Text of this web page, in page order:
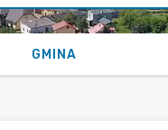
GMINA